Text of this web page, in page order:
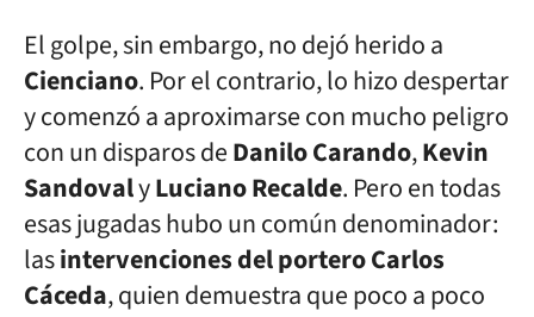
El golpe, sin embargo, no dejó herido a
Cienciano. Por el contrario, lo hizo despertar
y comenzó a aproximarse con mucho peligro
con un disparos deDanilo Carando,Kevin
SandovalyLuciano Recalde. Pero en todas
esas jugadas hubo un común denominador:
lasintervenciones del portero Carlos
Cáceda, quien demuestra que poco a poco